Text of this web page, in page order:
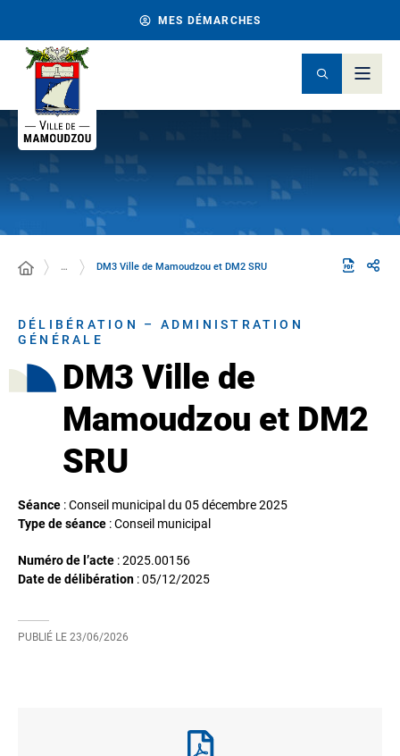
MES DÉMARCHES
… DM3 Ville de Mamoudzou et DM2 SRU
DÉLIBÉRATION – ADMINISTRATION
GÉNÉRALE
DM3 Ville de
Mamoudzou et DM2
SRU
Séance : Conseil municipal du 05 décembre 2025
Type de séance : Conseil municipal
Numéro de l’acte : 2025.00156
Date de délibération :05/12/2025
PUBLIÉ LE 23/06/2026